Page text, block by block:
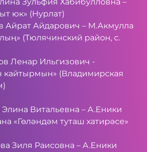
юк» (Нурлат)
Айрат Айдарович – М.Акмулла
(Тюлячинский район, с.
Ленар Ильгизович -
кайтырмын» (Владимирская
Витальевна – А.Еники
«Гөләндәм туташ хатирәсе»
Зиля Раисовна – А.Еники